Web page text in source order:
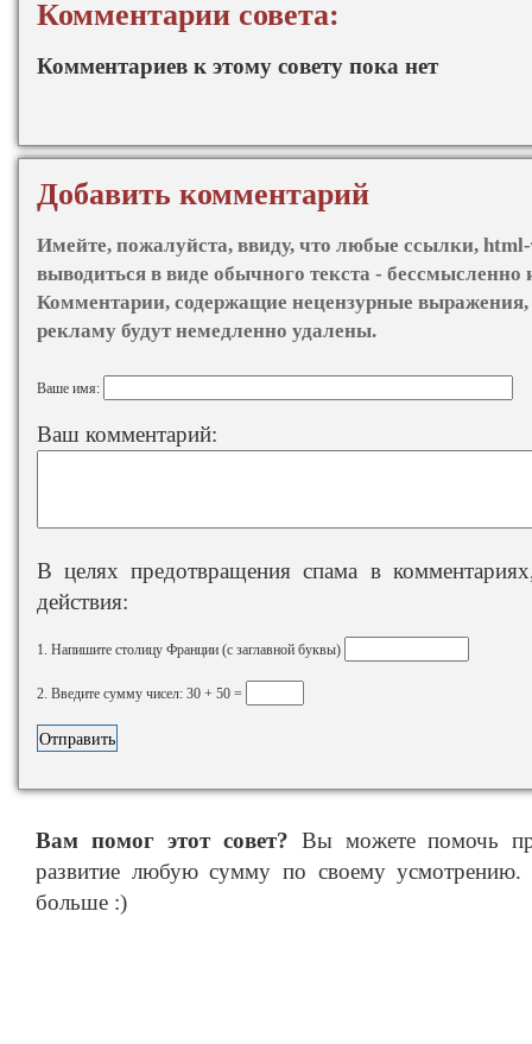
Комментарии совета:
Комментариев к этому совету пока нет
Добавить комментарий
Имейте, пожалуйста, ввиду, что любые ссылки,
выводиться в виде обычного текста - бессмысленно
Комментарии, содержащие нецензурные
рекламу будут немедленно удалены.
Ваше имя:
Ваш комментарий:
В целях предотвращения спама в
действия:
1. Напишите столицу Франции (с заглавной буквы)
2. Введите сумму чисел: 30 + 50 =
Вам помог этот совет? Вы можете помочь
развитие любую сумму по своему
больше :)